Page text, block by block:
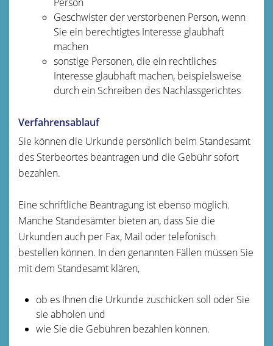
Geschwister der verstorbenen Person, wenn
Sie ein berechtigtes Interesse glaubhaft
machen
sonstige Personen, die ein rechtliches
Interesse glaubhaft machen, beispielsweise
durch ein Schreiben des Nachlassgerichtes
Verfahrensablauf
Sie können die Urkunde persönlich beim Standesamt
des Sterbeortes beantragen und die Gebühr sofort
bezahlen.
Eine schriftliche Beantragung ist ebenso möglich.
Manche Standesämter bieten an, dass Sie die
Urkunden auch per Fax, Mail oder telefonisch
bestellen können. In den genannten Fällen müssen Sie
mit dem Standesamt klären,
ob es Ihnen die Urkunde zuschicken soll oder Sie
sie abholen und
wie Sie die Gebühren bezahlen können.